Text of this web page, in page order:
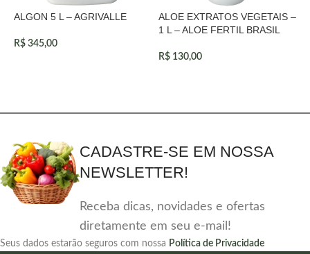
ALGON 5 L – AGRIVALLE
R$ 345,00
ALOE EXTRATOS VEGETAIS –
1 L – ALOE FERTIL BRASIL
R$ 130,00
CADASTRE-SE EM NOSSA
NEWSLETTER!
Receba dicas, novidades e ofertas
diretamente em seu e-mail!
Seus dados estarão seguros com nossa Política de Privacidade